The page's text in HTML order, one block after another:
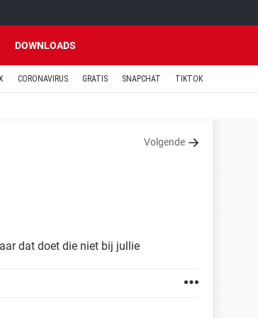
DOWNLOADS
CORONAVIRUS GRATIS SNAPCHAT TIKTOK
Volgende
dat doet die niet bij jullie